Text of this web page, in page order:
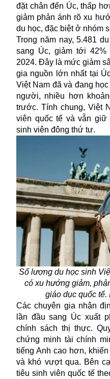
đặt chân đến Úc, thấp
giảm phản ánh rõ xu
du học, đặc biệt ở nhóm
Trong năm nay, 5.481
sang Úc, giảm tới
2024. Đây là mức giảm
gia nguồn lớn nhất tại
Việt Nam đã và đang
người, nhiều hơn
trước. Tính chung, Việt
viên quốc tế và vẫn
sinh viên đông thứ tư.
Số lượng du học sinh
có xu hướng giảm,
giáo dục quốc tế.
Các chuyên gia nhận
lần đầu sang Úc xuất
chính sách thị thực.
chứng minh tài chính
tiếng Anh cao hơn,
và khó vượt qua. Bên
tiêu sinh viên quốc tế